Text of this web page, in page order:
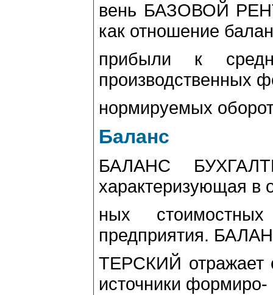
вень БАЗОВОЙ
как отношение
прибыли к
производственных
нормируемых
Баланс
БАЛАНС
характеризующая в
ных
предприятия.
ТЕРСКИЙ отражает
источники формиро-